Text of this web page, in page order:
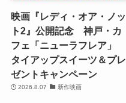
映画『レディ・オア・ノッ
ト2』公開記念 神戸・カ
フェ「ニューラフレア」
タイアップスイーツ＆プレ
ゼントキャンペーン
2026.8.07 新作映画